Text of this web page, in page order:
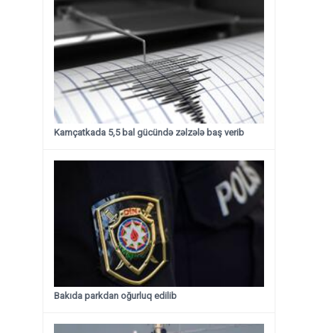
Kamçatkada 5,5 bal gücündə zəlzələ baş verib
Bakıda parkdan oğurluq edilib